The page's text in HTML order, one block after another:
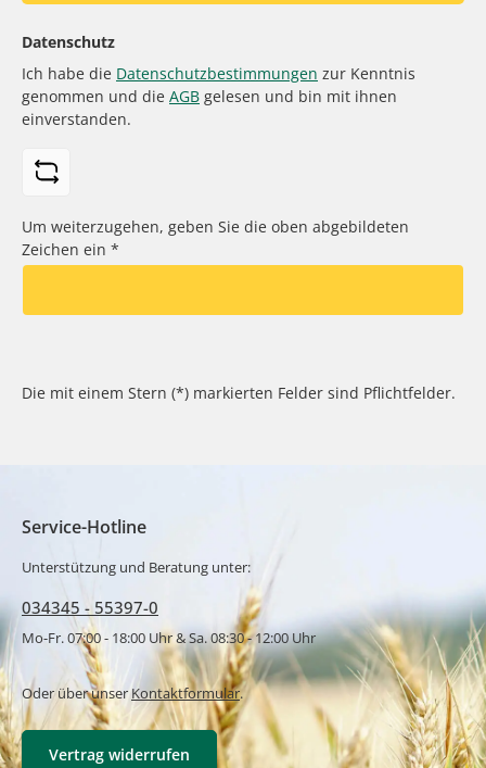
Datenschutz
Ich habe die Datenschutzbestimmungen zur Kenntnis
genommen und die AGB gelesen und bin mit ihnen
einverstanden.
Um weiterzugehen, geben Sie die oben abgebildeten
Zeichen ein *
Die mit einem Stern (*) markierten Felder sind Pflichtfelder.
Service-Hotline
Unterstützung und Beratung unter:
034345 - 55397-0
Mo-Fr. 07:00 - 18:00 Uhr & Sa. 08:30 - 12:00 Uhr
Oder über unserKontaktformular.
Vertrag widerrufen